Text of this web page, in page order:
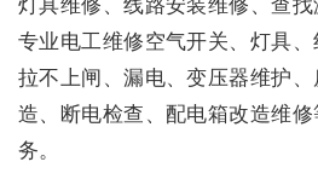
专业电工维修空气开关、灯具、
拉不上闸、漏电、变压器维护
造、断电检查、配电箱改造维
务。